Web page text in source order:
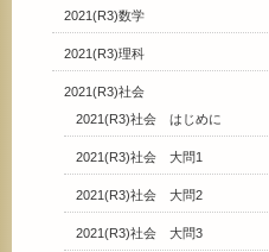
2021(R3)数学
2021(R3)理科
2021(R3)社会
2021(R3)社会 はじめに
2021(R3)社会 大問1
2021(R3)社会 大問2
2021(R3)社会 大問3